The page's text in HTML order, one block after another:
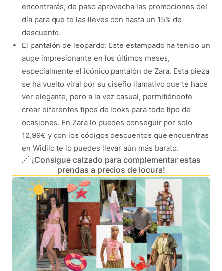
encontrarás, de paso aprovecha las promociones del
día para que te las lleves con hasta un 15% de
descuento.
El pantalón de leopardo: Este estampado ha tenido un
auge impresionante en los últimos meses,
especialmente el icónico pantalón de Zara. Esta pieza
se ha vuelto viral por su diseño llamativo que te hace
ver elegante, pero a la vez casual, permitiéndote
crear diferentes tipos de looks para todo tipo de
ocasiones. En Zara lo puedes conseguir por solo
12,99€ y con los códigos descuentos que encuentras
en Widilo te lo puedes llevar aún más barato.
🔗 ¡Consigue calzado para complementar estas
prendas a precios de locura!